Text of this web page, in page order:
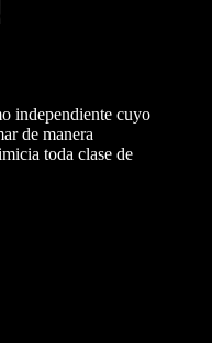
independiente cuyo
de manera
toda clase de